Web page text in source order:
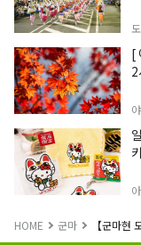
[
HOME 군마 【군마현